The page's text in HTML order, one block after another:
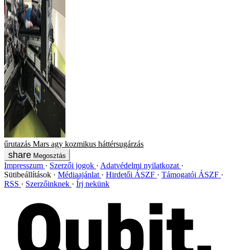
űrutazás Mars agy kozmikus háttérsugárzás
Megosztás
Impresszum Szerzői jogok
Adatvédelmi nyilatkozat
Sütibeállítások
Médiaajánlat Hirdetői ÁSZF
Támogatói ÁSZF
RSS
Szerzőinknek Írj nekünk